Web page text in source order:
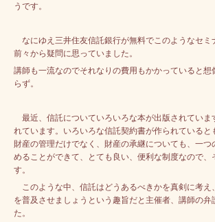
うです。
なにゆえ三井住友信託銀行が無料でこのようなセミ
前々から疑問に思っていました。
講師も一流なのでそれなりの費用もかかっていると想
らず。
最近、信託についていろいろな本が出版されていま
れています。いろいろな信託契約書が作られていると
財産の管理だけでなく、財産の承継についても、一
めることができて、とても良い、便利な制度なので、
す。
このような中、信託はどうあるべきかを真剣に考え
を普及させましょうという趣旨だと主催者、講師の弁
た。